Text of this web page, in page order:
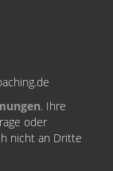
. Ihre
oder
nicht an Dritte